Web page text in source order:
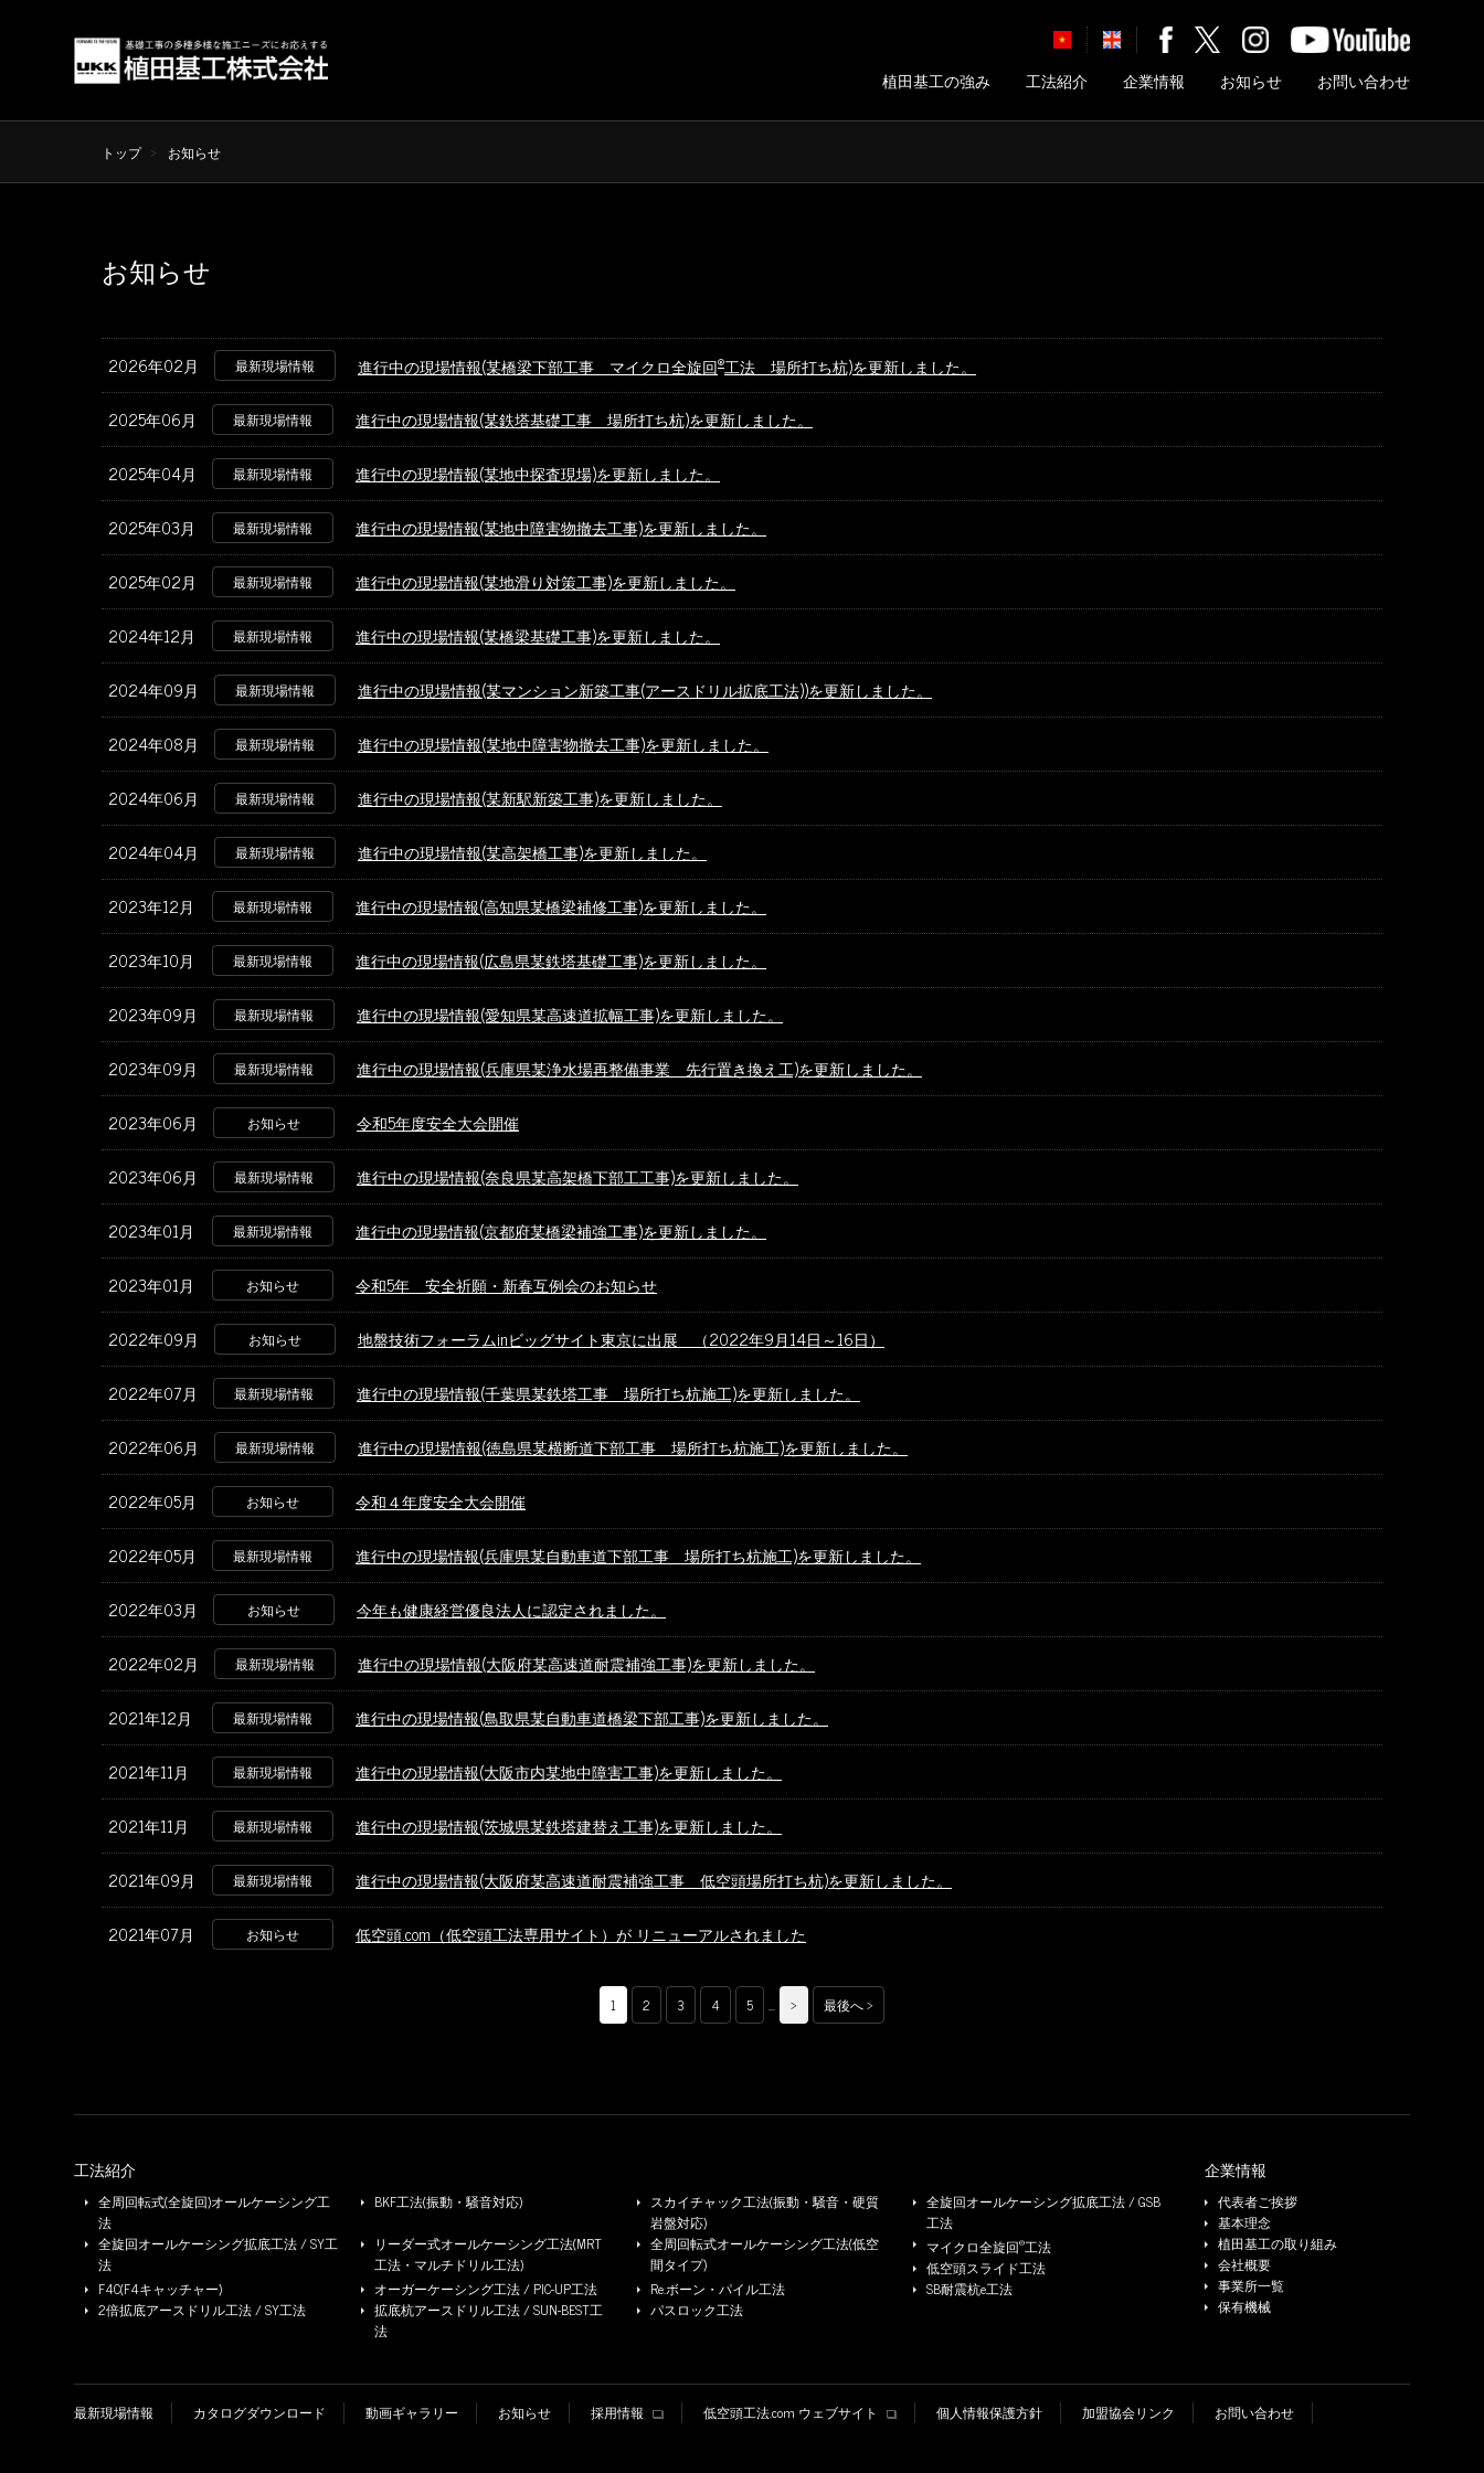
植田基工の強み 工法紹介 企業情報 お知らせ お問い合わせ
トップ お知らせ
お知らせ
2026年02月 最新現場情報 進行中の現場情報(某橋梁下部工事 マイクロ全旋回®工法 場所打ち杭)を更新しました。
2025年06月
最新現場情報 進行中の現場情報(某鉄塔基礎工事 場所打ち杭)を更新しました。
2025年04月 最新現場情報 進行中の現場情報(某地中探査現場)を更新しました。
2025年03月 最新現場情報 進行中の現場情報(某地中障害物撤去工事)を更新しました。
2025年02月 最新現場情報 進行中の現場情報(某地滑り対策工事)を更新しました。
2024年12月 最新現場情報 進行中の現場情報(某橋梁基礎工事)を更新しました。
2024年09月 最新現場情報 進行中の現場情報(某マンション新築工事(アースドリル拡底工法))を更新しました。
2024年08月 最新現場情報 進行中の現場情報(某地中障害物撤去工事)を更新しました。
2024年06月 最新現場情報 進行中の現場情報(某新駅新築工事)を更新しました。
2024年04月 最新現場情報 進行中の現場情報(某高架橋工事)を更新しました。
2023年12月 最新現場情報 進行中の現場情報(高知県某橋梁補修工事)を更新しました。
2023年10月 最新現場情報 進行中の現場情報(広島県某鉄塔基礎工事)を更新しました。
2023年09月 最新現場情報 進行中の現場情報(愛知県某高速道拡幅工事)を更新しました。
2023年09月 最新現場情報 進行中の現場情報(兵庫県某浄水場再整備事業 先行置き換え工)を更新しました。
2023年06月 お知らせ 令和5年度安全大会開催
2023年06月 最新現場情報 進行中の現場情報(奈良県某高架橋下部工工事)を更新しました。
2023年01月 最新現場情報 進行中の現場情報(京都府某橋梁補強工事)を更新しました。
2023年01月 お知らせ 令和5年 安全祈願・新春互例会のお知らせ
2022年09月 お知らせ 地盤技術フォーラムinビッグサイト東京に出展 （2022年9月14日～16日）
2022年07月 最新現場情報 進行中の現場情報(千葉県某鉄塔工事 場所打ち杭施工)を更新しました。
2022年06月 最新現場情報 進行中の現場情報(徳島県某横断道下部工事 場所打ち杭施工)を更新しました。
2022年05月 お知らせ 令和４年度安全大会開催
2022年05月 最新現場情報 進行中の現場情報(兵庫県某自動車道下部工事 場所打ち杭施工)を更新しました。
2022年03月 お知らせ 今年も健康経営優良法人に認定されました。
2022年02月 最新現場情報 進行中の現場情報(大阪府某高速道耐震補強工事)を更新しました。
2021年12月 最新現場情報 進行中の現場情報(鳥取県某自動車道橋梁下部工事)を更新しました。
2021年11月 最新現場情報 進行中の現場情報(大阪市内某地中障害工事)を更新しました。
2021年11月 最新現場情報 進行中の現場情報(茨城県某鉄塔建替え工事)を更新しました。
2021年09月 最新現場情報 進行中の現場情報(大阪府某高速道耐震補強工事 低空頭場所打ち杭)を更新しました。
2021年07月 お知らせ 低空頭.com（低空頭工法専用サイト）が リニューアルされました
1 2 3 4 5 ... > 最後へ >
工法紹介
全周回転式(全旋回)オールケーシング工
法
BKF工法(振動・騒音対応)
スカイチャック工法(振動・騒音・硬質
岩盤対応)
全旋回オールケーシング拡底工法 / GSB
工法
全旋回オールケーシング拡底工法 / SY工
法
リーダー式オールケーシング工法(MRT
工法・マルチドリル工法)
全周回転式オールケーシング工法(低空
間タイプ)
マイクロ全旋回®工法
低空頭スライド工法
F4C(F4キャッチャー)
オーガーケーシング工法 / PIC-UP工法 Re.ボーン・パイル工法
SB耐震杭e工法
2倍拡底アースドリル工法 / SY工法
拡底杭アースドリル工法 / SUN-BEST工
法
パスロック工法
企業情報
代表者ご挨拶
基本理念
植田基工の取り組み
会社概要
事業所一覧
保有機械
最新現場情報 カタログダウンロード 動画ギャラリー お知らせ 採用情報 低空頭工法.com ウェブサイト 個人情報保護方針 加盟協会リンク お問い合わせ